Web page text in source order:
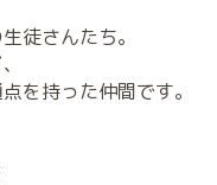
徒さんたち。
を持った仲間です。